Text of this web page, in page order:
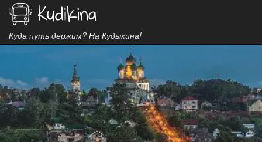
Куда путь держим? На Кудыкина!